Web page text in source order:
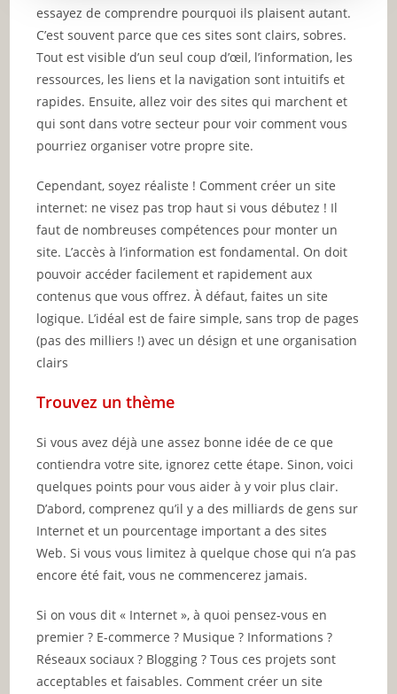
essayez de comprendre pourquoi ils plaisent autant.
C’est souvent parce que ces sites sont clairs, sobres.
Tout est visible d’un seul coup d’œil, l’information, les
ressources, les liens et la navigation sont intuitifs et
rapides. Ensuite, allez voir des sites qui marchent et
qui sont dans votre secteur pour voir comment vous
pourriez organiser votre propre site.
Cependant, soyez réaliste ! Comment créer un site
internet: ne visez pas trop haut si vous débutez ! Il
faut de nombreuses compétences pour monter un
site. L’accès à l’information est fondamental. On doit
pouvoir accéder facilement et rapidement aux
contenus que vous offrez. À défaut, faites un site
logique. L’idéal est de faire simple, sans trop de pages
(pas des milliers !) avec un désign et une organisation
clairs
Trouvez un thème
Si vous avez déjà une assez bonne idée de ce que
contiendra votre site, ignorez cette étape. Sinon, voici
quelques points pour vous aider à y voir plus clair.
D’abord, comprenez qu’il y a des milliards de gens sur
Internet et un pourcentage important a des sites
Web. Si vous vous limitez à quelque chose qui n’a pas
encore été fait, vous ne commencerez jamais.
Si on vous dit « Internet », à quoi pensez-vous en
premier ? E-commerce ? Musique ? Informations ?
Réseaux sociaux ? Blogging ? Tous ces projets sont
acceptables et faisables. Comment créer un site